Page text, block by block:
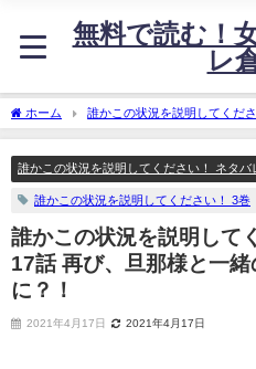
無料で読む！
レ
ホーム 誰かこの状況を説明してくだ
説明してください！ ネタバレ3巻17話 再び
誰かこの状況を説明してください！ ネタバ
誰かこの状況を説明してください！ 3巻
誰かこの状況を説明して
17話 再び、旦那様と一
に？！
2021年4月17日 2021年4月17日